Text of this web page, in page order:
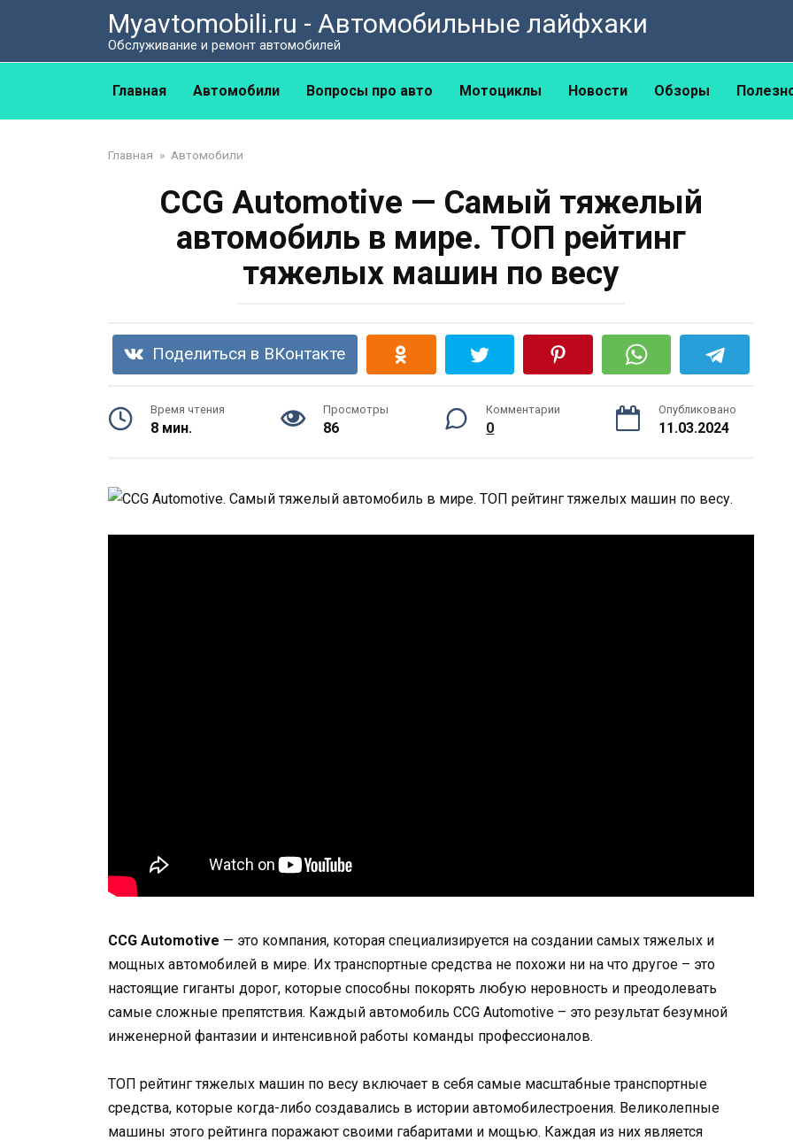
Myavtomobili.ru - Автомобильные лайфхаки
Обслуживание и ремонт автомобилей
Главная Автомобили Вопросы про авто Мотоциклы Новости Обзоры
Главная » Автомобили
CCG Automotive — Самый тяжелый
автомобиль в мире. ТОП рейтинг
тяжелых машин по весу
Поделиться в ВКонтакте
Время чтения
8 мин.
Просмотры
86
Комментарии
0
Опубликовано
11.03.2024
CCG Automotive — это компания, которая специализируется на создании самых тяжелых и
мощных автомобилей в мире. Их транспортные средства не похожи ни на что другое – это
настоящие гиганты дорог, которые способны покорять любую неровность и преодолевать
самые сложные препятствия. Каждый автомобиль CCG Automotive – это результат безумной
инженерной фантазии и интенсивной работы команды профессионалов.
ТОП рейтинг тяжелых машин по весу включает в себя самые масштабные транспортные
средства, которые когда-либо создавались в истории автомобилестроения. Великолепные
машины этого рейтинга поражают своими габаритами и мощью. Каждая из них является